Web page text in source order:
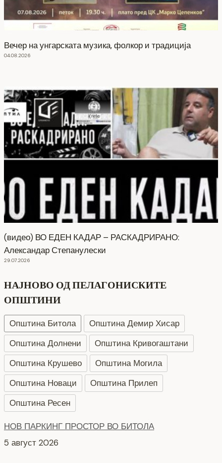
Вечер на унгарската музика, фолкор и традиција
04.08.2026
(видео) ВО ЕДЕН КАДАР – РАСКАДРИРАНО:
Александар Степанулески
29.07.2026
НАЈНОВО ОД ПЕЛАГОНИСКИТЕ
ОПШТИНИ
Општина Битола
Општина Демир Хисар
Општина Долнени
Општина Кривогаштани
Општина Крушево
Општина Могила
Општина Новаци
Општина Прилеп
Општина Ресен
НОВ ПАРКИНГ ПРОСТОР ВО БИТОЛА
5 август 2026